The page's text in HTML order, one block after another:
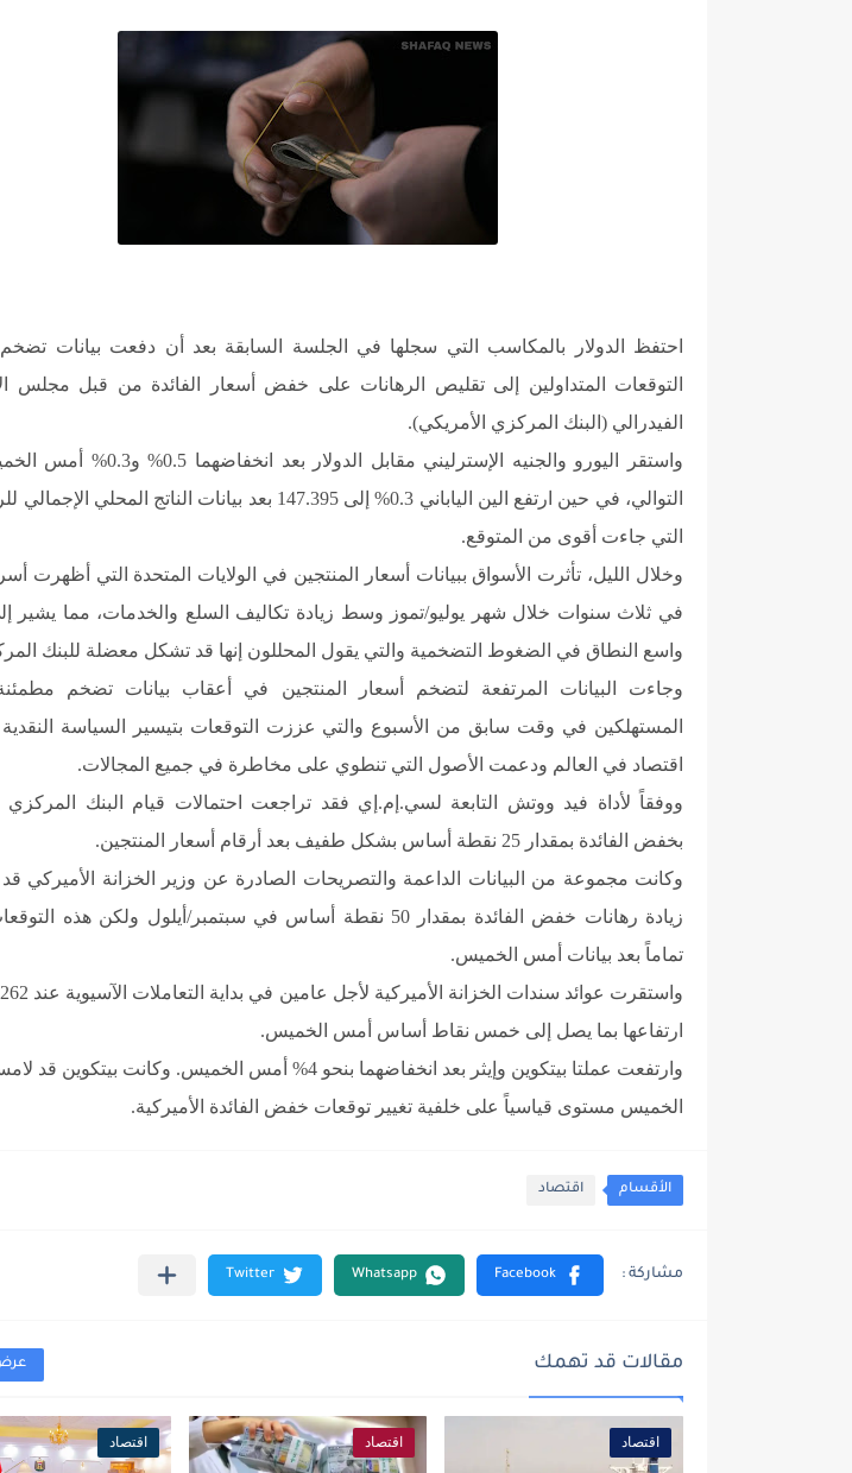
احتفظ الدولار بالمكاسب التي سجلها في الجلسة السابقة بعد أن دفعت بيانات
التوقعات المتداولين إلى تقليص الرهانات على خفض أسعار الفائدة من قبل مجلس
الفيدرالي (البنك المركزي الأمريكي).
واستقر اليورو والجنيه الإسترليني مقابل الدولار بعد
التوالي، في حين ارتفع الين الياباني 0.3% إلى 147.395 بعد بيانات الناتج المحلي
التي جاءت أقوى من المتوقع.
وخلال الليل، تأثرت الأسواق ببيانات أسعار المنتجين في الولايات المتحدة التي أظهرت
في ثلاث سنوات خلال شهر يوليو/تموز وسط زيادة تكاليف السلع والخدمات، مما يشير
واسع النطاق في الضغوط التضخمية والتي يقول المحللون إنها قد تشكل معضلة للبنك
وجاءت البيانات المرتفعة لتضخم أسعار المنتجين في أعقاب بيانات تضخم
المستهلكين في وقت سابق من الأسبوع والتي عززت التوقعات بتيسير السياسة النقدية
اقتصاد في العالم ودعمت الأصول التي تنطوي على مخاطرة في جميع المجالات.
ووفقاً لأداة فيد ووتش التابعة لسي.إم.إي فقد تراجعت احتمالات قيام البنك المركزي
بخفض الفائدة بمقدار 25 نقطة أساس بشكل طفيف بعد أرقام أسعار المنتجين.
وكانت مجموعة من البيانات الداعمة والتصريحات الصادرة عن وزير الخزانة الأميركي
زيادة رهانات خفض الفائدة بمقدار 50 نقطة أساس في سبتمبر/أيلول ولكن هذه
تماماً بعد بيانات أمس الخميس.
ارتفاعها بما يصل إلى خمس نقاط أساس أمس الخميس.
وارتفعت عملتا بيتكوين وإيثر بعد انخفاضهما بنحو 4% أمس الخميس. وكانت
الخميس مستوى قياسياً على خلفية تغيير توقعات خفض الفائدة الأميركية.
الأقسام اقتصاد
مقالات قد تهمك
اقتصاد اقتصاد اقتصاد